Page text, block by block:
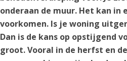
onderaan de muur. Het kan in
voorkomen. Is je woning
Dan is de kans op opstijgend
groot. Vooral in de herfst en